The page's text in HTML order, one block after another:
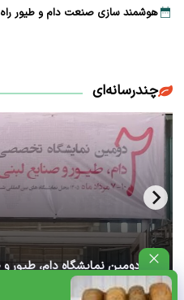
هوشمند سازی صنعت دام و طیور
چندرسانه‌ای
آغاز دومین نمایشگاه دام، طیور
تهران+ ویدئو